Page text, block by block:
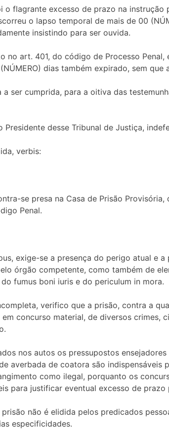
o flagrante excesso de prazo na
o lapso temporal de mais de 00
insistindo para ser ouvida.
no art. 401, do código de Processo
dias também expirado, sem
ser cumprida, para a oitiva das
desse Tribunal de Justiça,
verbis:
se presa na Casa de Prisão
Penal.
exige-se a presença do perigo atual e
órgão competente, como também de
fumus boni iuris e do periculum in mora.
verifico que a prisão, contra a
concurso material, de diversos crimes,
nos autos os pressupostos
averbada de coatora são indispensáveis
como ilegal, porquanto os
para justificar eventual excesso de
não é elidida pelos predicados
especificidades.